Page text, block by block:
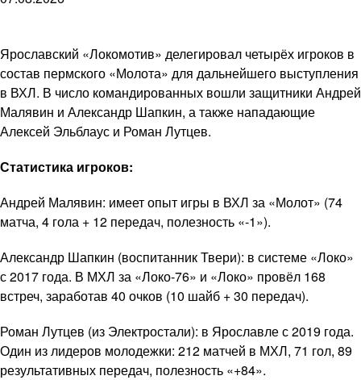
Ярославский «Локомотив» делегировал четырёх игроков в
состав пермского «Молота» для дальнейшего выступления
в ВХЛ. В число командированных вошли защитники Андрей
Малявин и Александр Шапкин, а также нападающие
Алексей Эльблаус и Роман Лутцев.
Статистика игроков:
Андрей Малявин: имеет опыт игры в ВХЛ за «Молот» (74
матча, 4 гола + 12 передач, полезность «-1»).
Александр Шапкин (воспитанник Твери): в системе «Локо»
с 2017 года. В МХЛ за «Локо-76» и «Локо» провёл 168
встреч, заработав 40 очков (10 шайб + 30 передач).
Роман Лутцев (из Электростали): в Ярославле с 2019 года.
Один из лидеров молодежки: 212 матчей в МХЛ, 71 гол, 89
результативных передач, полезность «+84».